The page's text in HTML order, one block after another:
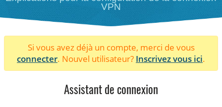
VPN
Si vous avez déjà un compte, merci de vous
connecter. Nouvel utilisateur? Inscrivez vous ici.
Assistant de connexion